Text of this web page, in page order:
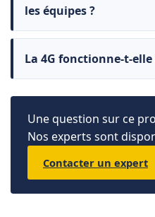
les équipes ?
La 4G fonctionne-t-
Une question sur ce
Nos experts sont
Contacter un expert